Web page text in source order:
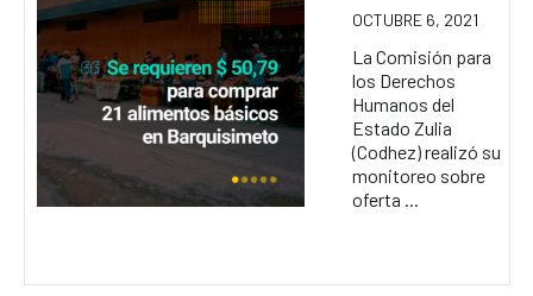
OCTUBRE 6, 2021
La Comisión para
los Derechos
Humanos del
Estado Zulia
(Codhez) realizó su
monitoreo sobre
oferta ...